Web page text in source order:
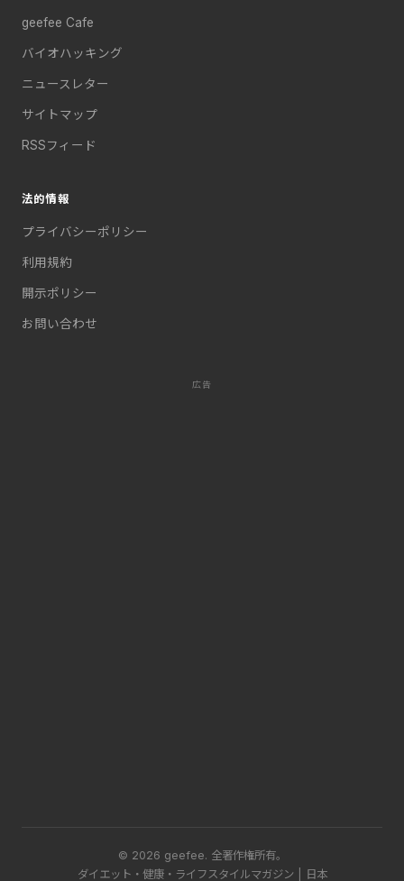
geefee Cafe
バイオハッキング
ニュースレター
サイトマップ
RSSフィード
法的情報
プライバシーポリシー
利用規約
開示ポリシー
お問い合わせ
広告
© 2026 geefee. 全著作権所有。
ダイエット・健康・ライフスタイルマガジン | 日本